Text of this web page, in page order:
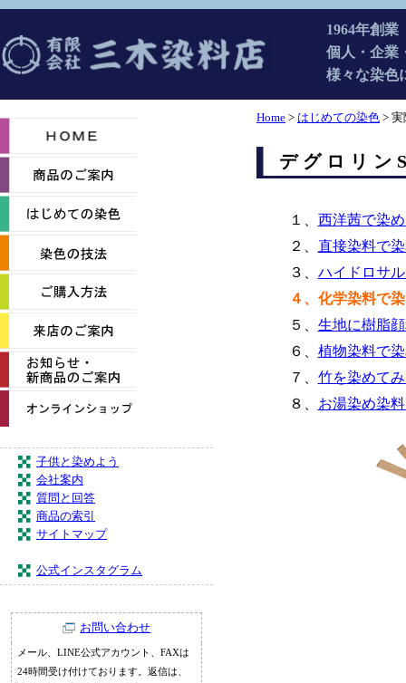
1964年創
個人・企業
様々な染色
子供と染めよう
会社案内
質問と回答
商品の索引
サイトマップ
公式インスタグラム
お問い合わせ
メール、LINE公式アカウント、FAXは
24時間受け付けております。返信は、
Home > はじめての染色 >
デグロリン
１、 西洋茜で染
２、 直接染料で
３、 ハイドロサ
４、化学染料で
５、 生地に樹脂
６、 植物染料で
７、 竹を染めて
８、 お湯染め染